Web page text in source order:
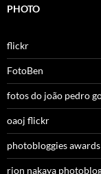
PHOTO
flickr
FotoBen
fotos do joão pedro
oaoj flickr
photobloggies awards
rion nakaya